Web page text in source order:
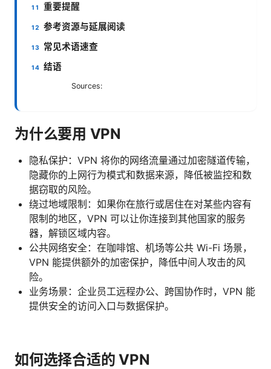
重要提醒
参考资源与延展阅读
常见术语速查
结语
Sources:
为什么要用 VPN
隐私保护：VPN 将你的网络流量通过加密隧道传输，
隐藏你的上网行为模式和数据来源，降低被监控和数
据窃取的风险。
绕过地域限制：如果你在旅行或居住在对某些内容有
限制的地区，VPN 可以让你连接到其他国家的服务
器，解锁区域内容。
公共网络安全：在咖啡馆、机场等公共 Wi-Fi 场景，
VPN 能提供额外的加密保护，降低中间人攻击的风
险。
业务场景：企业员工远程办公、跨国协作时，VPN 能
提供安全的访问入口与数据保护。
如何选择合适的 VPN